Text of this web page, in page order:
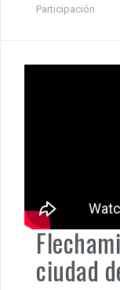
Participación
ciudad